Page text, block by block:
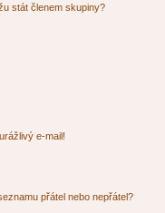
stát členem skupiny?
e-mail!
přátel nebo nepřátel?